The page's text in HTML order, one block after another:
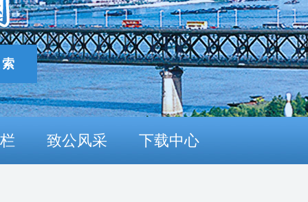
致公风采 下载中心